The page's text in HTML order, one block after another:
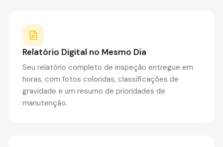
Relatório Digital no Mesmo Dia
Seu relatório completo de inspeção entregue em
horas, com fotos coloridas, classificações de
gravidade e um resumo de prioridades de
manutenção.